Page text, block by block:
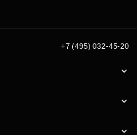
+7 (495) 032-45-20